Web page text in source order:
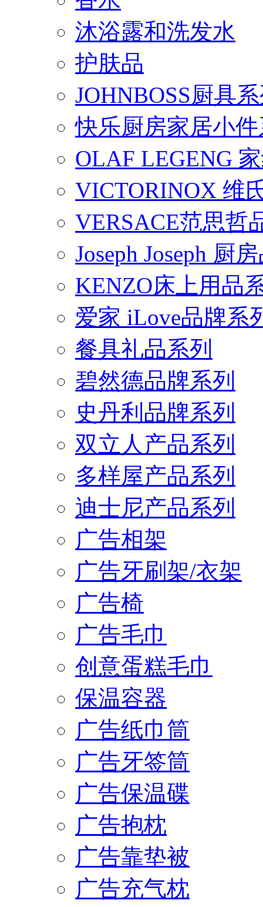
沐浴露和洗发水
护肤品
JOHNBOSS厨具
快乐厨房家居小
OLAF LEGENG
VICTORINOX 维
VERSACE范思哲
Joseph Joseph 厨
KENZO床上用品
爱家 iLove品牌系
餐具礼品系列
碧然德品牌系列
史丹利品牌系列
双立人产品系列
多样屋产品系列
迪士尼产品系列
广告相架
广告牙刷架/衣架
广告椅
广告毛巾
创意蛋糕毛巾
保温容器
广告纸巾筒
广告牙签筒
广告保温碟
广告抱枕
广告靠垫被
广告充气枕